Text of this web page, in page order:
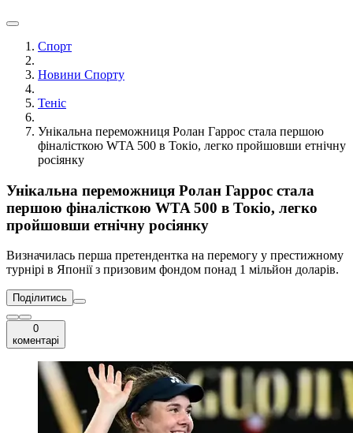
Спорт
Новини Спорту
Теніс
Унікальна переможниця Ролан Гаррос стала першою
фіналісткою WTA 500 в Токіо, легко пройшовши етнічну
росіянку
Унікальна переможниця Ролан Гаррос стала
першою фіналісткою WTA 500 в Токіо, легко
пройшовши етнічну росіянку
Визначилась перша претендентка на перемогу у престижному
турнірі в Японії з призовим фондом понад 1 мільйон доларів.
Поділитись
0
коментарі